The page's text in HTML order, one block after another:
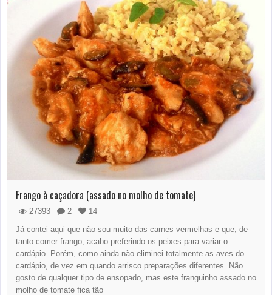
Frango à caçadora (assado no molho de tomate)
27393 2
14
Já contei aqui que não sou muito das carnes vermelhas e que, de
tanto comer frango, acabo preferindo os peixes para variar o
cardápio. Porém, como ainda não eliminei totalmente as aves do
cardápio, de vez em quando arrisco preparações diferentes. Não
gosto de qualquer tipo de ensopado, mas este franguinho assado no
molho de tomate fica tão